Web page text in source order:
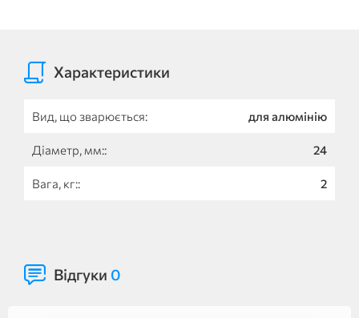
Характеристики
Вид, що зварюється: для алюмінію
Діаметр, мм:: 24
Вага, кг:: 2
Відгуки 0